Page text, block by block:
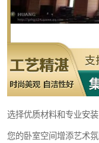
选择优质材料和专业安
您的卧室空间增添艺术